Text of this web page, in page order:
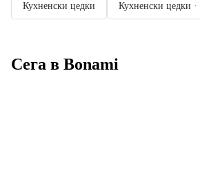
Кухненски цедки Кухненски цедки ·
Сега в Bonami